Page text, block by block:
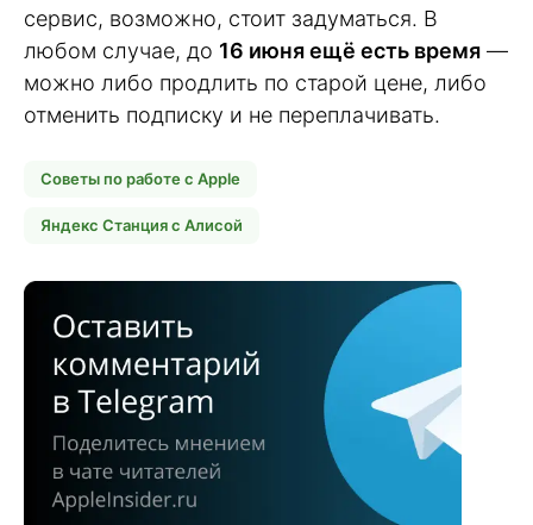
сервис, возможно, стоит задуматься. В
любом случае, до 16 июня ещё есть время —
можно либо продлить по старой цене, либо
отменить подписку и не переплачивать.
Советы по работе с Apple
Яндекс Станция с Алисой